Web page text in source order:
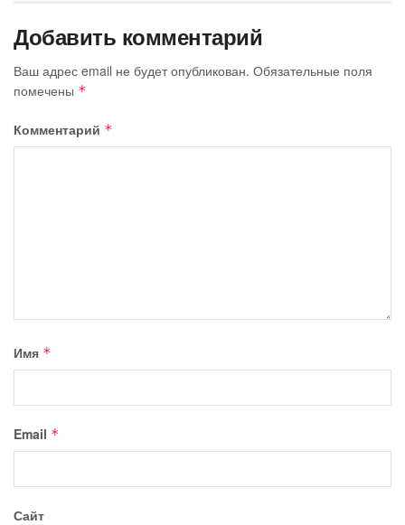
Добавить комментарий
Ваш адрес email не будет опубликован. Обязательные поля
помечены *
Комментарий *
Имя *
Email *
Сайт